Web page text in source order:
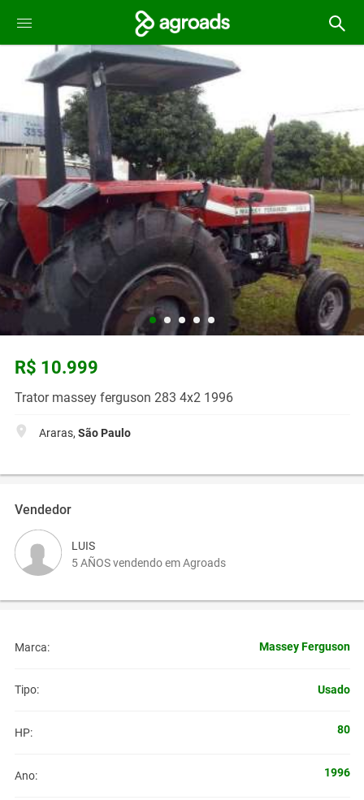
R$ 10.999
Trator massey ferguson 283 4x2 1996
Araras, São Paulo
Vendedor
LUIS
5 AÑOS vendendo em Agroads
Marca: Massey Ferguson
Tipo: Usado
HP: 80
Ano: 1996